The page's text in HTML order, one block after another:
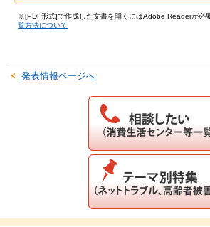
※[PDF形式]で作成した文書を開くにはAdobe Readerが必
覧方法について
発表情報ページへ